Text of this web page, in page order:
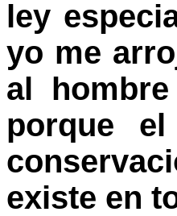
ley
yo me
al
porque
existe en